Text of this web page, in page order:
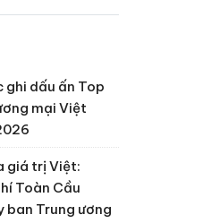
dấu ấn Top
mại Việt
giá trị Việt:
Toàn Cầu
ban Trung ương